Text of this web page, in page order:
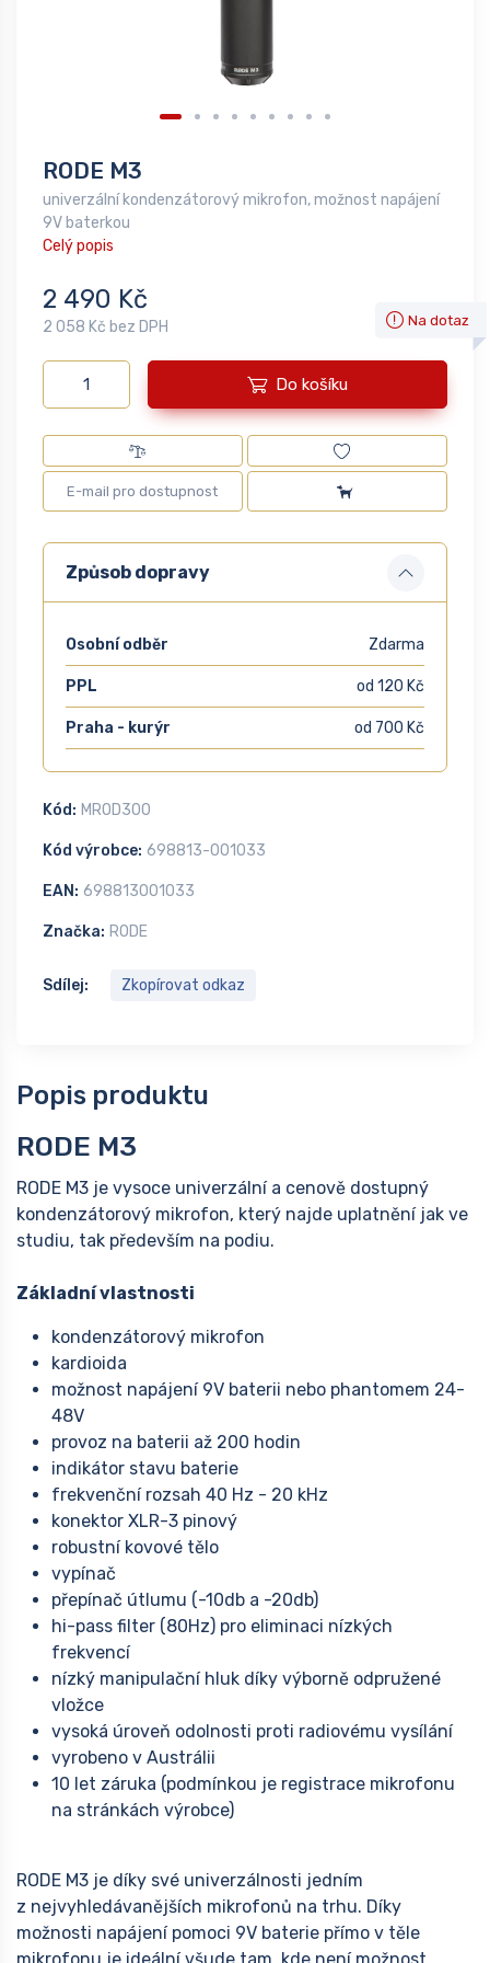
RODE M3
univerzální kondenzátorový mikrofon, možnost napájení
9V baterkou
Celý popis
2 490 Kč
2 058 Kč bez DPH Na dotaz
Do košíku
Způsob dopravy
Osobní odběr Zdarma
PPL od 120 Kč
Praha - kurýr od 700 Kč
Kód: MROD300
Kód výrobce: 698813-001033
EAN: 698813001033
Značka: RODE
Sdílej: Zkopírovat odkaz
Popis produktu
RODE M3
RODE M3 je vysoce univerzální a cenově dostupný
kondenzátorový mikrofon, který najde uplatnění jak ve
studiu, tak především na podiu.
Základní vlastnosti
kondenzátorový mikrofon
kardioida
možnost napájení 9V baterii nebo phantomem 24-
48V
provoz na baterii až 200 hodin
indikátor stavu baterie
frekvenční rozsah 40 Hz - 20 kHz
konektor XLR-3 pinový
robustní kovové tělo
vypínač
přepínač útlumu (-10db a -20db)
hi-pass filter (80Hz) pro eliminaci nízkých
frekvencí
nízký manipulační hluk díky výborně odpružené
vložce
vysoká úroveň odolnosti proti radiovému vysílání
vyrobeno v Austrálii
10 let záruka (podmínkou je registrace mikrofonu
na stránkách výrobce)
RODE M3 je díky své univerzálnosti jedním
z nejvyhledávanějších mikrofonů na trhu. Díky
možnosti napájení pomoci 9V baterie přímo v těle
mikrofonu je ideální všude tam, kde není možnost